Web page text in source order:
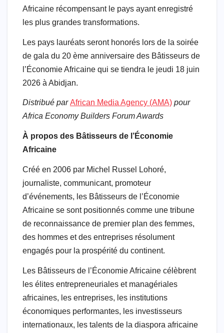
Africaine récompensant le pays ayant enregistré
les plus grandes transformations.
Les pays lauréats seront honorés lors de la soirée
de gala du 20 ème anniversaire des Bâtisseurs de
l’Économie Africaine qui se tiendra le jeudi 18 juin
2026 à Abidjan.
Distribué par African Media Agency (AMA) pour
Africa Economy Builders Forum Awards
À propos des Bâtisseurs de l’Économie
Africaine
Créé en 2006 par Michel Russel Lohoré,
journaliste, communicant, promoteur
d’événements, les Bâtisseurs de l’Économie
Africaine se sont positionnés comme une tribune
de reconnaissance de premier plan des femmes,
des hommes et des entreprises résolument
engagés pour la prospérité du continent.
Les Bâtisseurs de l’Économie Africaine célèbrent
les élites entrepreneuriales et managériales
africaines, les entreprises, les institutions
économiques performantes, les investisseurs
internationaux, les talents de la diaspora africaine